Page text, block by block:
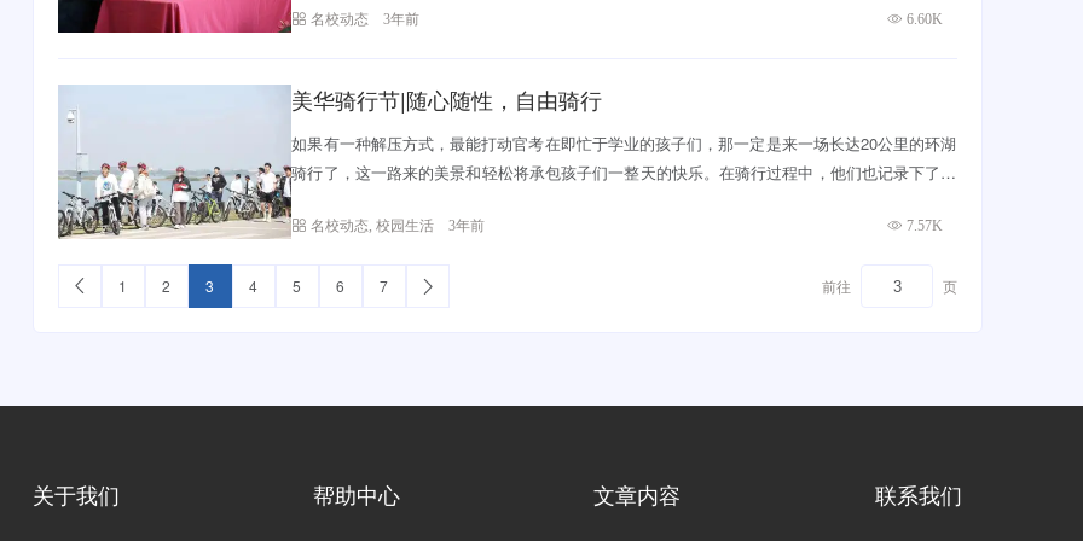
名校动态 3年前 6.60K
美华骑行节|随心随性，自由骑行
如果有一种解压方式，最能打动官考在即忙于学业的孩子们，那一定是来一场长达20公里的环湖
骑行了，这一路来的美景和轻松将承包孩子们一整天的快乐。在骑行过程中，他们也记录下了一
名校动态 ,校园生活 3年前 7.57K
1 2 3 4 5 6 7 前往 页
关于我们 帮助中心 文章内容 联系我们